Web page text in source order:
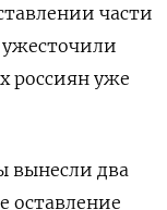
части
россиян уже
вынесли два
оставление